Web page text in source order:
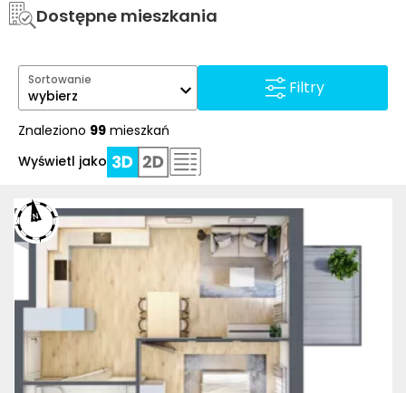
Dostępne mieszkania
Filtry
Sortowanie
wybierz
Znaleziono 99 mieszkań
Wyświetl jako